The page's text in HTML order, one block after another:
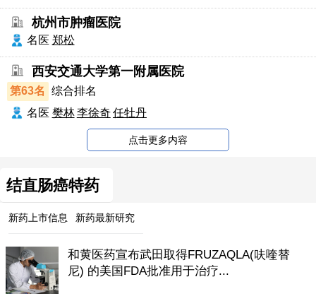
杭州市肿瘤医院
名医 郑松
西安交通大学第一附属医院
第63名
综合排名
名医 樊林 李徐奇任牡丹
点击更多内容
结直肠癌特药
新药上市信息 新药最新研究
和黄医药宣布武田取得FRUZAQLA(呋喹替
尼) 的美国FDA批准用于治疗...